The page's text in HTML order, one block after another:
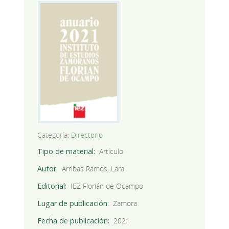
Categoría: Directorio
Tipo de material
Artículo
Autor
Arribas Ramos, Lara
Editorial
IEZ Florián de Ocampo
Lugar de publicación
Zamora
Fecha de publicación
2021